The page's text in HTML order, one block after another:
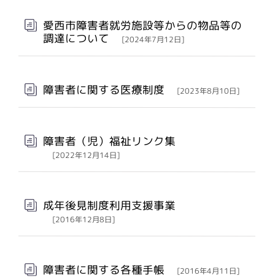
愛西市障害者就労施設等からの物品等の
調達について [2024年7月12日]
障害者に関する医療制度 [2023年8月10日]
障害者（児）福祉リンク集
[2022年12月14日]
成年後見制度利用支援事業
[2016年12月8日]
障害者に関する各種手帳 [2016年4月11日]